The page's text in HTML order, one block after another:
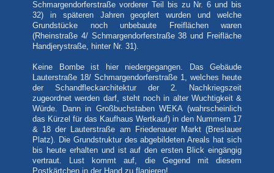
Schmargendorferstraße vorderer Teil bis zu Nr. 6 und bis
32) in späteren Jahren geopfert wurden und welche
Grundstücke noch unbebaute Freiflächen waren
(Rheinstraße 4/ Schmargendorferstraße 38 und Freifläche
Handjerystraße, hinter Nr. 31).
Keine Bombe ist hier niedergegangen. Das Gebäude
Lauterstraße 18/ Schmargendorferstraße 1, welches heute
der Schandfleckarchitektur der 2. Nachkriegszeit
zugeordnet werden darf, steht noch in alter Wuchtigkeit &
Würde. Dann in Großbuchstaben WEKA (wahrscheinlich
das Kürzel für das Kaufhaus Wertkauf) in den Nummern 17
& 18 der Lauterstraße am Friedenauer Markt (Breslauer
Platz). Die Grundstruktur des abgebildeten Areals hat sich
bis heute erhalten und ist auf den ersten Blick eingängig
vertraut. Lust kommt auf, die Gegend mit diesem